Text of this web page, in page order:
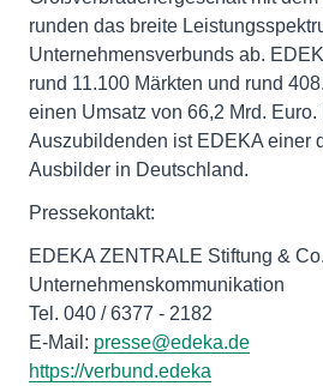
runden das breite
Unternehmensverbunds ab.
rund 11.100 Märkten und rund
einen Umsatz von 66,2 Mrd.
Auszubildenden ist EDEKA einer
Ausbilder in Deutschland.
Pressekontakt:
EDEKA ZENTRALE Stiftung &
Unternehmenskommunikation
Tel. 040 / 6377 - 2182
E-Mail: presse@edeka.de
https://verbund.edeka